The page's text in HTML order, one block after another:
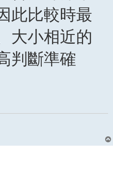
此比較時最
大小相近的
判斷準確